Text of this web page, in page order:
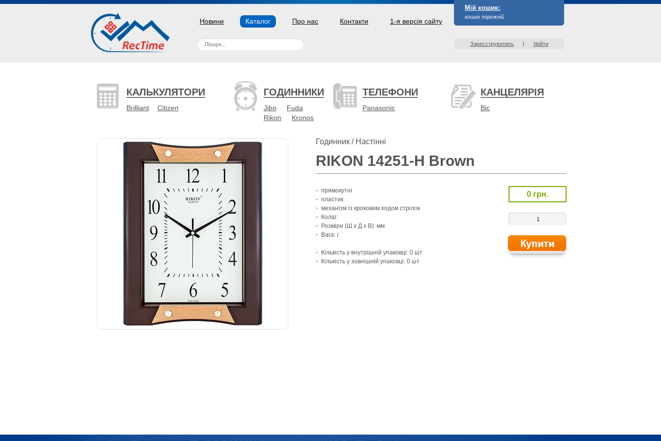
Новини Каталог Про нас Контакти 1-я версія сайту
Мій кошик:
кошик порожній
Зареєструватись | Увійти
КАЛЬКУЛЯТОРИ
Brilliant Citizen
ГОДИННИКИ
Jibo
Fuda
Rikon
Kronos
ТЕЛЕФОНИ
Panasonic
КАНЦЕЛЯРІЯ
Bic
Годинник / Настінні
RIKON 14251-H Brown
0 грн.
прямокутні
пластик
механізм із кроковим ходом стрілок
Колір:
Розміри (Ш х Д х В): мм
Вага: г
Кількість у внутрішній упаковці: 0 шт
Кількість у зовнішній упаковці: 0 шт